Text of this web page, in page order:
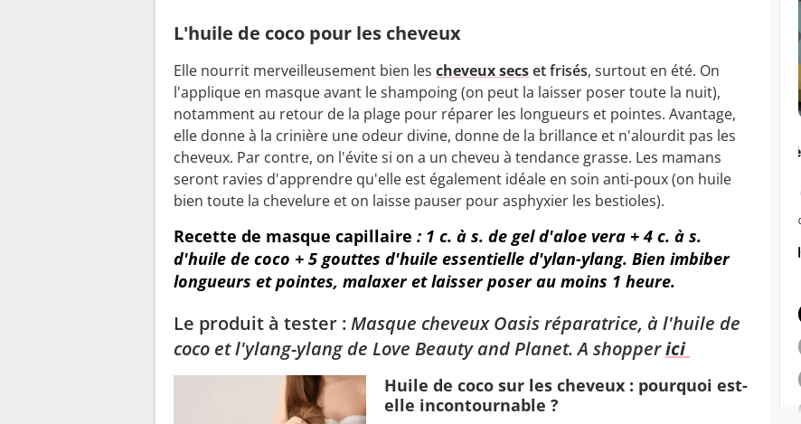
L'huile de coco pour les cheveux
Elle nourrit merveilleusement bien les cheveux secset frisés, surtout en été. On
l'applique en masque avant le shampoing (on peut la laisser poser toute la nuit),
notamment au retour de la plage pour réparer les longueurs et pointes. Avantage,
elle donne à la crinière une odeur divine, donne de la brillance et n'alourdit pas les
cheveux. Par contre, on l'évite si on a un cheveu à tendance grasse. Les mamans
seront ravies d'apprendre qu'elle est également idéale en soin anti-poux (on huile
bien toute la chevelure et on laisse pauser pour asphyxier les bestioles).
Recette de masque capillaire : 1 c. à s. de gel d'aloe vera + 4 c. à s.
d'huile de coco + 5 gouttes d'huile essentielle d'ylan-ylang. Bien imbiber
longueurs et pointes, malaxer et laisser poser au moins 1 heure.
Le produit à tester :Masque cheveux Oasis réparatrice, à l'huile de
coco et l'ylang-ylang de Love Beauty and Planet. A shopperici
Huile de coco sur les cheveux : pourquoi est-
elle incontournable ?